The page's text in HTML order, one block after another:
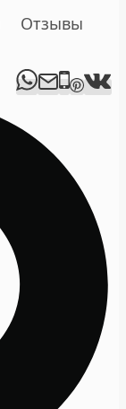
Отзывы